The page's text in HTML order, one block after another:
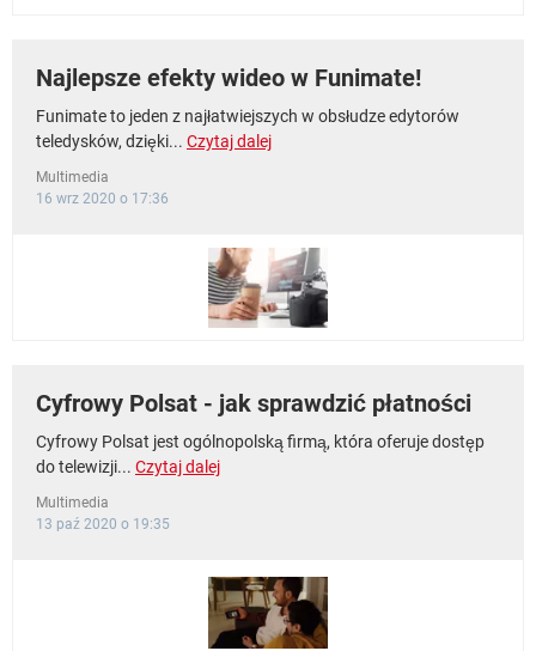
Najlepsze efekty wideo w Funimate!
Funimate to jeden z najłatwiejszych w obsłudze edytorów
teledysków, dzięki... Czytaj dalej
Multimedia
16 wrz 2020 o 17:36
Cyfrowy Polsat - jak sprawdzić płatności
Cyfrowy Polsat jest ogólnopolską firmą, która oferuje dostęp
do telewizji... Czytaj dalej
Multimedia
13 paź 2020 o 19:35